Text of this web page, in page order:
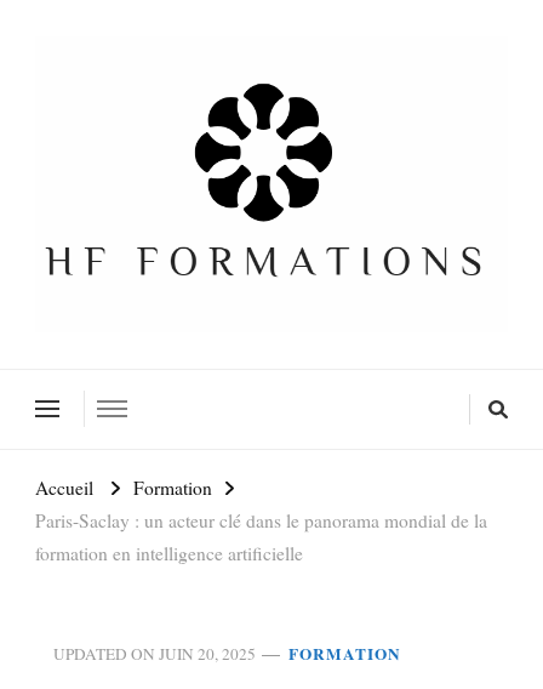
Accueil
Formation
Paris-Saclay : un acteur clé dans le panorama mondial de la
formation en intelligence artificielle
UPDATED ON JUIN 20, 2025 FORMATION